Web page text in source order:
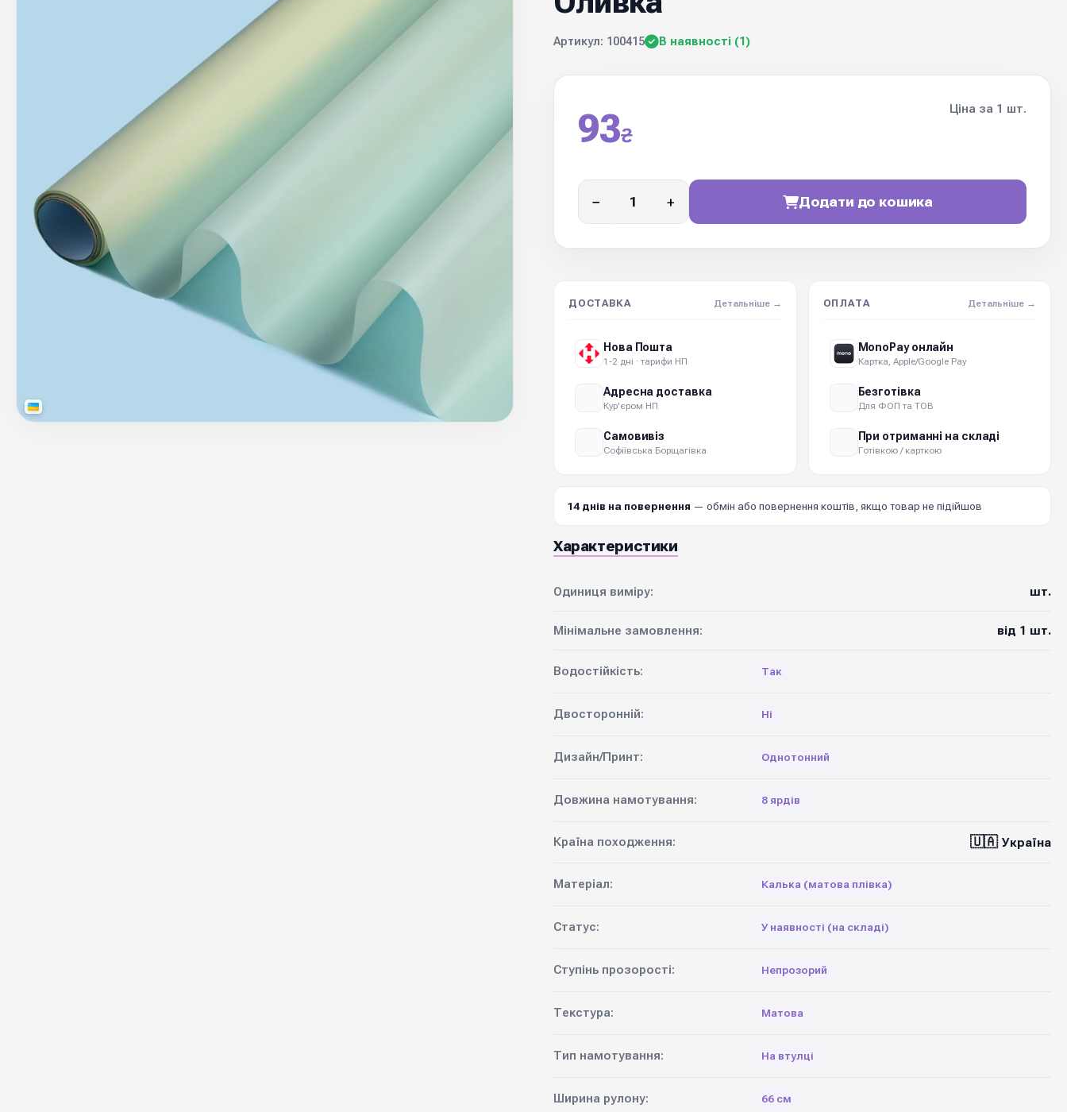
Артикул: 100415 В наявності (1)
93₴
Ціна за 1 шт.
− + Додати до кошика
ДОСТАВКА Детальніше →
Нова Пошта
1-2 дні · тарифи НП
Адресна доставка
Кур'єром НП
Самовивіз
Софіївська Борщагівка
ОПЛАТА Детальніше →
MonoPay онлайн
Картка, Apple/Google Pay
Безготівка
Для ФОП та ТОВ
При отриманні на складі
Готівкою / карткою
14 днів на повернення — обмін або повернення коштів, якщо товар не підійшов
Характеристики
Одиниця виміру: шт.
Мінімальне замовлення: від 1 шт.
Водостійкість: Так
Двосторонній: Ні
Дизайн/Принт: Однотонний
Довжина намотування: 8 ярдів
Країна походження: 🇺🇦 Україна
Матеріал: Калька (матова плівка)
Статус: У наявності (на складі)
Ступінь прозорості: Непрозорий
Текстура: Матова
Тип намотування: На втулці
Ширина рулону: 66 см